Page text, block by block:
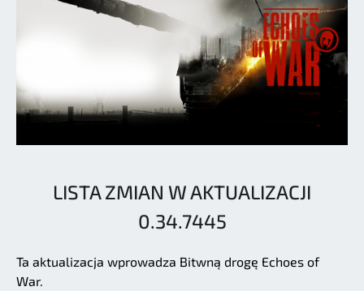
LISTA ZMIAN W AKTUALIZACJI
0.34.7445
Ta aktualizacja wprowadza Bitwną drogę Echoes of
War.